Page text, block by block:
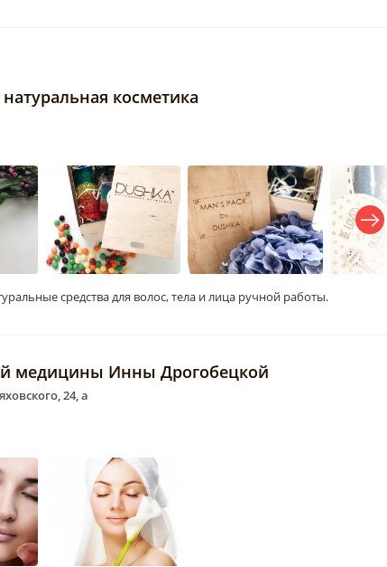
натуральная косметика
средства для волос, тела и лица ручной работы.
медицины Инны Дрогобецкой
24, а